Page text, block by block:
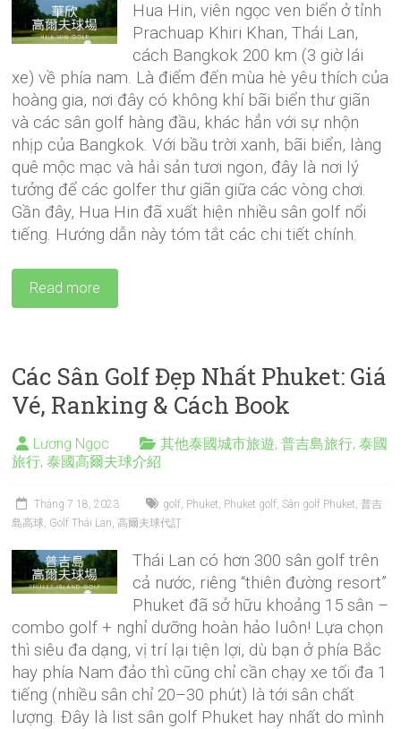
Hua Hin, viên ngọc ven biển ở tỉnh
Prachuap Khiri Khan, Thái Lan,
cách Bangkok 200 km (3 giờ lái
xe) về phía nam. Là điểm đến mùa hè yêu thích của
hoàng gia, nơi đây có không khí bãi biển thư giãn
và các sân golf hàng đầu, khác hẳn với sự nhộn
nhịp của Bangkok. Với bầu trời xanh, bãi biển, làng
quê mộc mạc và hải sản tươi ngon, đây là nơi lý
tưởng để các golfer thư giãn giữa các vòng chơi.
Gần đây, Hua Hin đã xuất hiện nhiều sân golf nổi
tiếng. Hướng dẫn này tóm tắt các chi tiết chính.
Read more
Các Sân Golf Đẹp Nhất Phuket: Giá
Vé, Ranking & Cách Book
Lương Ngọc 其他泰國城市旅遊,普吉島旅行,泰國
旅行,泰國高爾夫球介紹
Tháng 7 18, 2023 golf, Phuket, Phuket golf, Sân golf Phuket,普吉
島高球, Golf Thái Lan,高爾夫球代訂
Thái Lan có hơn 300 sân golf trên
cả nước, riêng “thiên đường resort”
Phuket đã sở hữu khoảng 15 sân –
combo golf + nghỉ dưỡng hoàn hảo luôn! Lựa chọn
thì siêu đa dạng, vị trí lại tiện lợi, dù bạn ở phía Bắc
hay phía Nam đảo thì cũng chỉ cần chạy xe tối đa 1
tiếng (nhiều sân chỉ 20–30 phút) là tới sân chất
lượng. Đây là list sân golf Phuket hay nhất do mình